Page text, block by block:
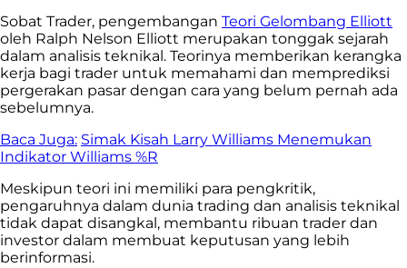
Sobat Trader, pengembangan Teori Gelombang Elliott
oleh Ralph Nelson Elliott merupakan tonggak sejarah
dalam analisis teknikal. Teorinya memberikan kerangka
kerja bagi trader untuk memahami dan memprediksi
pergerakan pasar dengan cara yang belum pernah ada
sebelumnya.
Baca Juga: Simak Kisah Larry Williams Menemukan
Indikator Williams %R
Meskipun teori ini memiliki para pengkritik,
pengaruhnya dalam dunia trading dan analisis teknikal
tidak dapat disangkal, membantu ribuan trader dan
investor dalam membuat keputusan yang lebih
berinformasi.